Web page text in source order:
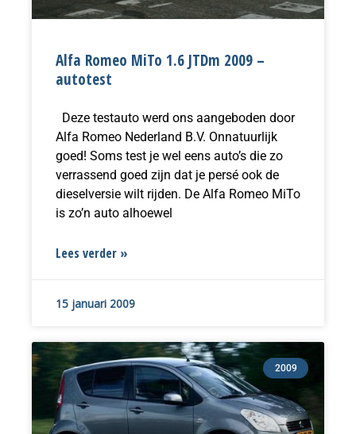
Alfa Romeo MiTo 1.6 JTDm 2009 –
autotest
Deze testauto werd ons aangeboden door
Alfa Romeo Nederland B.V. Onnatuurlijk
goed! Soms test je wel eens auto’s die zo
verrassend goed zijn dat je persé ook de
dieselversie wilt rijden. De Alfa Romeo MiTo
is zo’n auto alhoewel
Lees verder »
15 januari 2009
2009